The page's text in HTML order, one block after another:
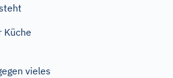
Küche
vieles